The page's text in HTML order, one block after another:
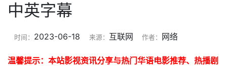
中英字幕
时间： 2023-06-18 来源： 互联网 作者： 网络
温馨提示：本站影视资讯分享与热门华语电影推荐、热播剧